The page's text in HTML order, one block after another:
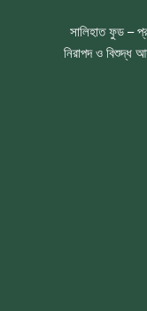
সালিহাত ফুড –
নিরাপদ ও বিশুদ্ধ